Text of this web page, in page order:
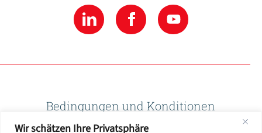
Wir schätzen Ihre Privatsphäre
Bedingungen und Konditionen